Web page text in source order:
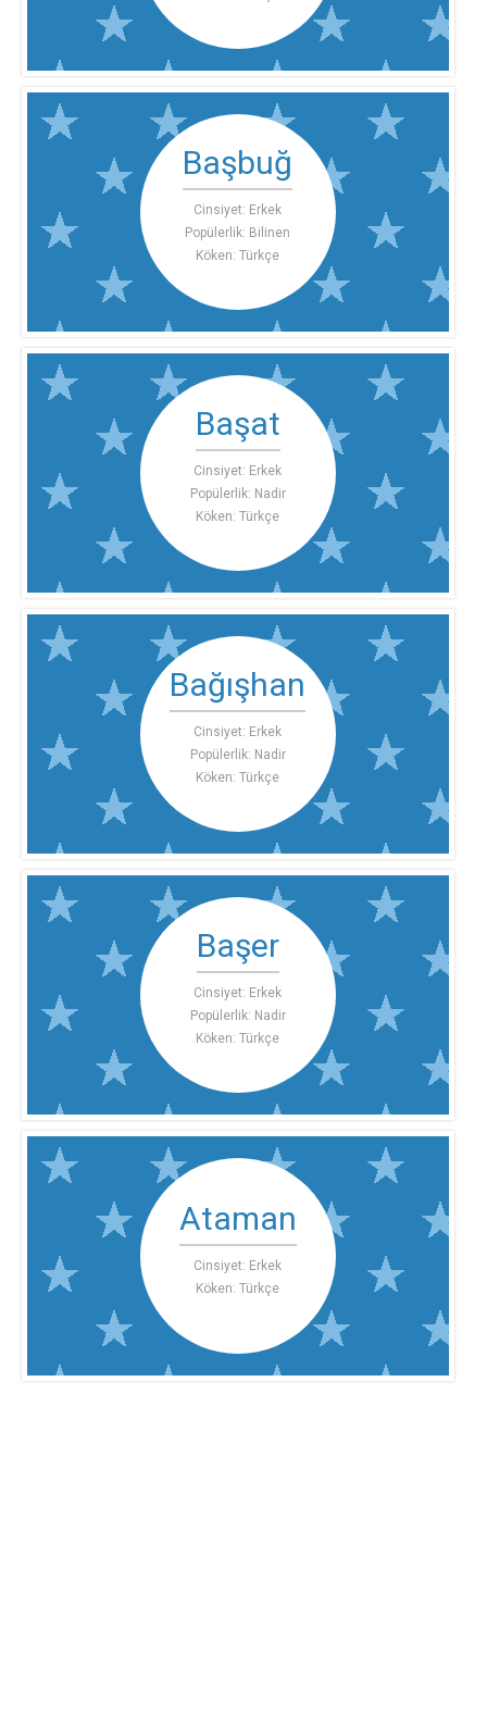
Başbuğ
Cinsiyet: Erkek
Popülerlik: Bilinen
Köken: Türkçe
Başat
Cinsiyet: Erkek
Popülerlik: Nadir
Köken: Türkçe
Bağışhan
Cinsiyet: Erkek
Popülerlik: Nadir
Köken: Türkçe
Başer
Cinsiyet: Erkek
Popülerlik: Nadir
Köken: Türkçe
Ataman
Cinsiyet: Erkek
Köken: Türkçe